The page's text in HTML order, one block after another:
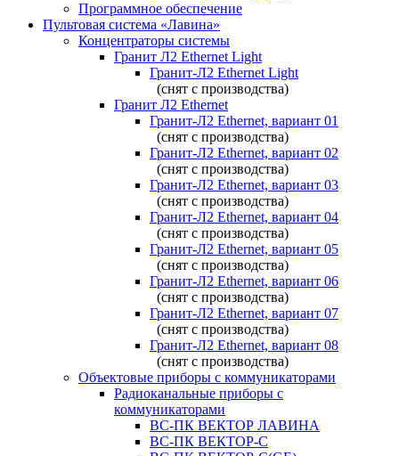
Программное обеспечение
Пультовая система «Лавина»
Концентраторы системы
Гранит Л2 Ethernet Light
Гранит-Л2 Ethernet Light
(снят с производства)
Гранит Л2 Ethernet
Гранит-Л2 Ethernet, вариант 01
(снят с производства)
Гранит-Л2 Ethernet, вариант 02
(снят с производства)
Гранит-Л2 Ethernet, вариант 03
(снят с производства)
Гранит-Л2 Ethernet, вариант 04
(снят с производства)
Гранит-Л2 Ethernet, вариант 05
(снят с производства)
Гранит-Л2 Ethernet, вариант 06
(снят с производства)
Гранит-Л2 Ethernet, вариант 07
(снят с производства)
Гранит-Л2 Ethernet, вариант 08
(снят с производства)
Объектовые приборы с коммуникаторами
Радиоканальные приборы с
коммуникаторами
ВС-ПК ВЕКТОР ЛАВИНА
ВС-ПК ВЕКТОР-С